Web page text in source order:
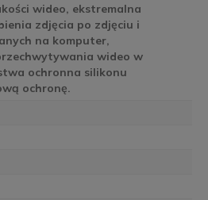
wideo, ekstremalna
zdjęcia po zdjęciu i
na komputer,
wideo w
ochronna silikonu
ochronę.